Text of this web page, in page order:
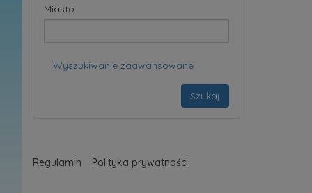
Miasto
Wyszukiwanie zaawansowane
Szukaj
Regulamin Polityka prywatności